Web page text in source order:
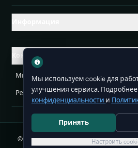
Контакты
Михаленко Руслан Леонидович, УНП
Республика Беларусь info@doit.by
© 2026 DoIt — бесплатные
Мы используем cookie для
улучшения сервиса.
конфиденциальности и
Принять
Настроить